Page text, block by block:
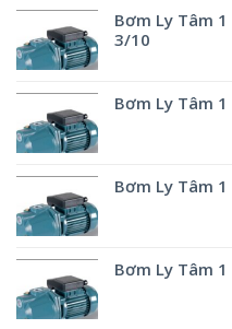
Bơm Ly Tâm
3/10
Bơm Ly Tâm 1
Bơm Ly Tâm 1
Bơm Ly Tâm 1